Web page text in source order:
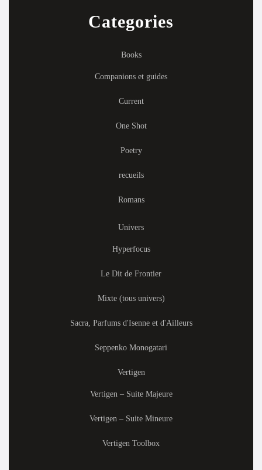
Categories
Books
Companions et guides
Current
One Shot
Poetry
recueils
Romans
Univers
Hyperfocus
Le Dit de Frontier
Mixte (tous univers)
Sacra, Parfums d'Isenne et d'Ailleurs
Seppenko Monogatari
Vertigen
Vertigen – Suite Majeure
Vertigen – Suite Mineure
Vertigen Toolbox